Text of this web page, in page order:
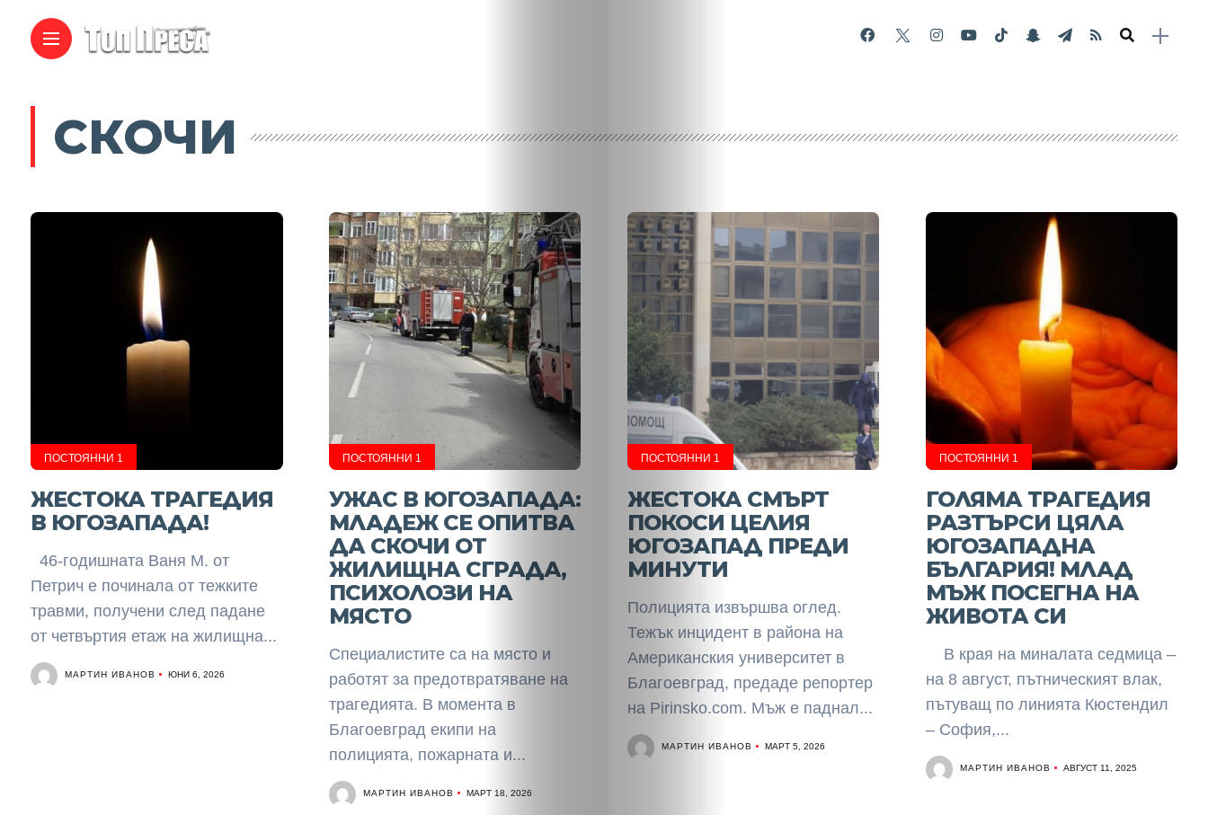
СКОЧИ
ПОСТОЯННИ 1
ЖЕСТОКА ТРАГЕДИЯ
В ЮГОЗАПАДА!
46-годишната Ваня М. от
Петрич е починала от тежките
травми, получени след падане
от четвъртия етаж на жилищна...
МАРТИН ИВАНОВ ЮНИ 6, 2026
ПОСТОЯННИ 1
УЖАС В ЮГОЗАПАДА:
МЛАДЕЖ СЕ ОПИТВА
ДА СКОЧИ ОТ
ЖИЛИЩНА СГРАДА,
ПСИХОЛОЗИ НА
МЯСТО
Специалистите са на място и
работят за предотвратяване на
трагедията. В момента в
Благоевград екипи на
полицията, пожарната и...
МАРТИН ИВАНОВ МАРТ 18, 2026
ПОСТОЯННИ 1
ЖЕСТОКА СМЪРТ
ПОКОСИ ЦЕЛИЯ
ЮГОЗАПАД ПРЕДИ
МИНУТИ
Полицията извършва оглед.
Тежък инцидент в района на
Американския университет в
Благоевград, предаде репортер
на Pirinsko.com. Мъж е паднал...
МАРТИН ИВАНОВ МАРТ 5, 2026
ПОСТОЯННИ 1
ГОЛЯМА ТРАГЕДИЯ
РАЗТЪРСИ ЦЯЛА
ЮГОЗАПАДНА
БЪЛГАРИЯ! МЛАД
МЪЖ ПОСЕГНА НА
ЖИВОТА СИ
В края на миналата седмица –
на 8 август, пътническият влак,
пътуващ по линията Кюстендил
– София,...
МАРТИН ИВАНОВ АВГУСТ 11, 2025